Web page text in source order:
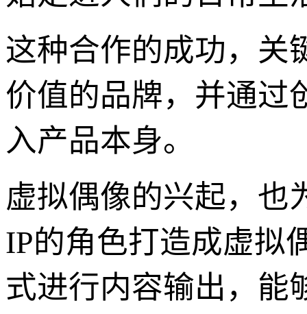
这种合作的成功，关
价值的品牌，并通过
入产品本身。
虚拟偶像的兴起，也
IP的角色打造成虚拟
式进行内容输出，能